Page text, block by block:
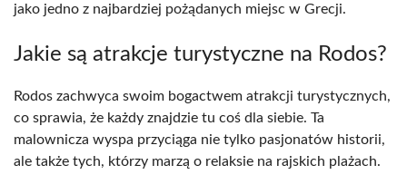
jako jedno z najbardziej pożądanych miejsc w Grecji.
Jakie są atrakcje turystyczne na Rodos?
Rodos zachwyca swoim bogactwem atrakcji turystycznych,
co sprawia, że każdy znajdzie tu coś dla siebie. Ta
malownicza wyspa przyciąga nie tylko pasjonatów historii,
ale także tych, którzy marzą o relaksie na rajskich plażach.